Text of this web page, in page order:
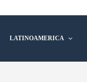
LATINOAMERICA